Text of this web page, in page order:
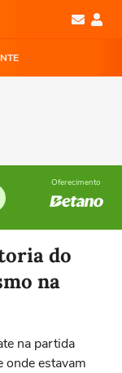
Oferecimento
do
na
na partida
estavam